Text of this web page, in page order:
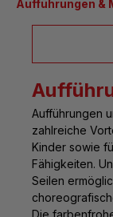
Aufführungen &
Aufführungen
zahlreiche
Kinder sowie
Fähigkeiten.
Seilen
Die